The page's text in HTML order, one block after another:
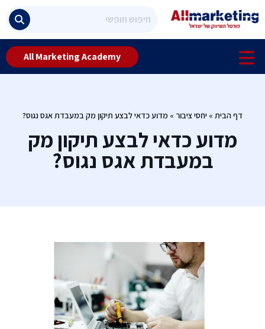
All Marketing Academy
דף הבית » יחסי ציבור » מדוע כדאי לבצע תיקון מק במעבדת אגס נגוס?
מדוע כדאי לבצע תיקון מק
במעבדת אגס נגוס?